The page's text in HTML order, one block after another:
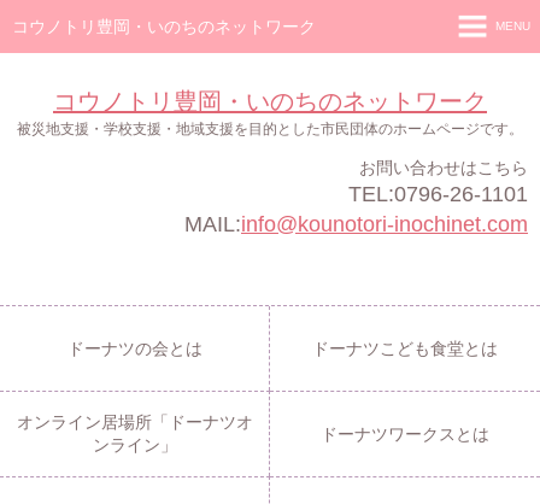
コウノトリ豊岡・いのちのネットワーク
コウノトリ豊岡・いのちのネットワーク
被災地支援・学校支援・地域支援を目的とした市民団体のホームページです。
お問い合わせはこちら
TEL:0796-26-1101
MAIL:info@kounotori-inochinet.com
MENU
ドーナツの会
オンライン居場所「ドーナツオンライン」
ドーナツの会とは ドーナツこども食堂とは
オンライン居場所「ドーナツオ
ンライン」
ドーナツワークスとは